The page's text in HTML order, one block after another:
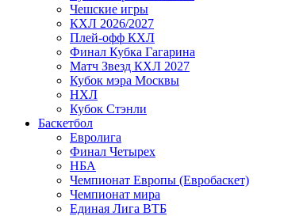
Чешские игры
КХЛ 2026/2027
Плей-офф КХЛ
Финал Кубка Гагарина
Матч Звезд КХЛ 2027
Кубок мэра Москвы
НХЛ
Кубок Стэнли
Баскетбол
Евролига
Финал Четырех
НБА
Чемпионат Европы (Евробаскет)
Чемпионат мира
Единая Лига ВТБ